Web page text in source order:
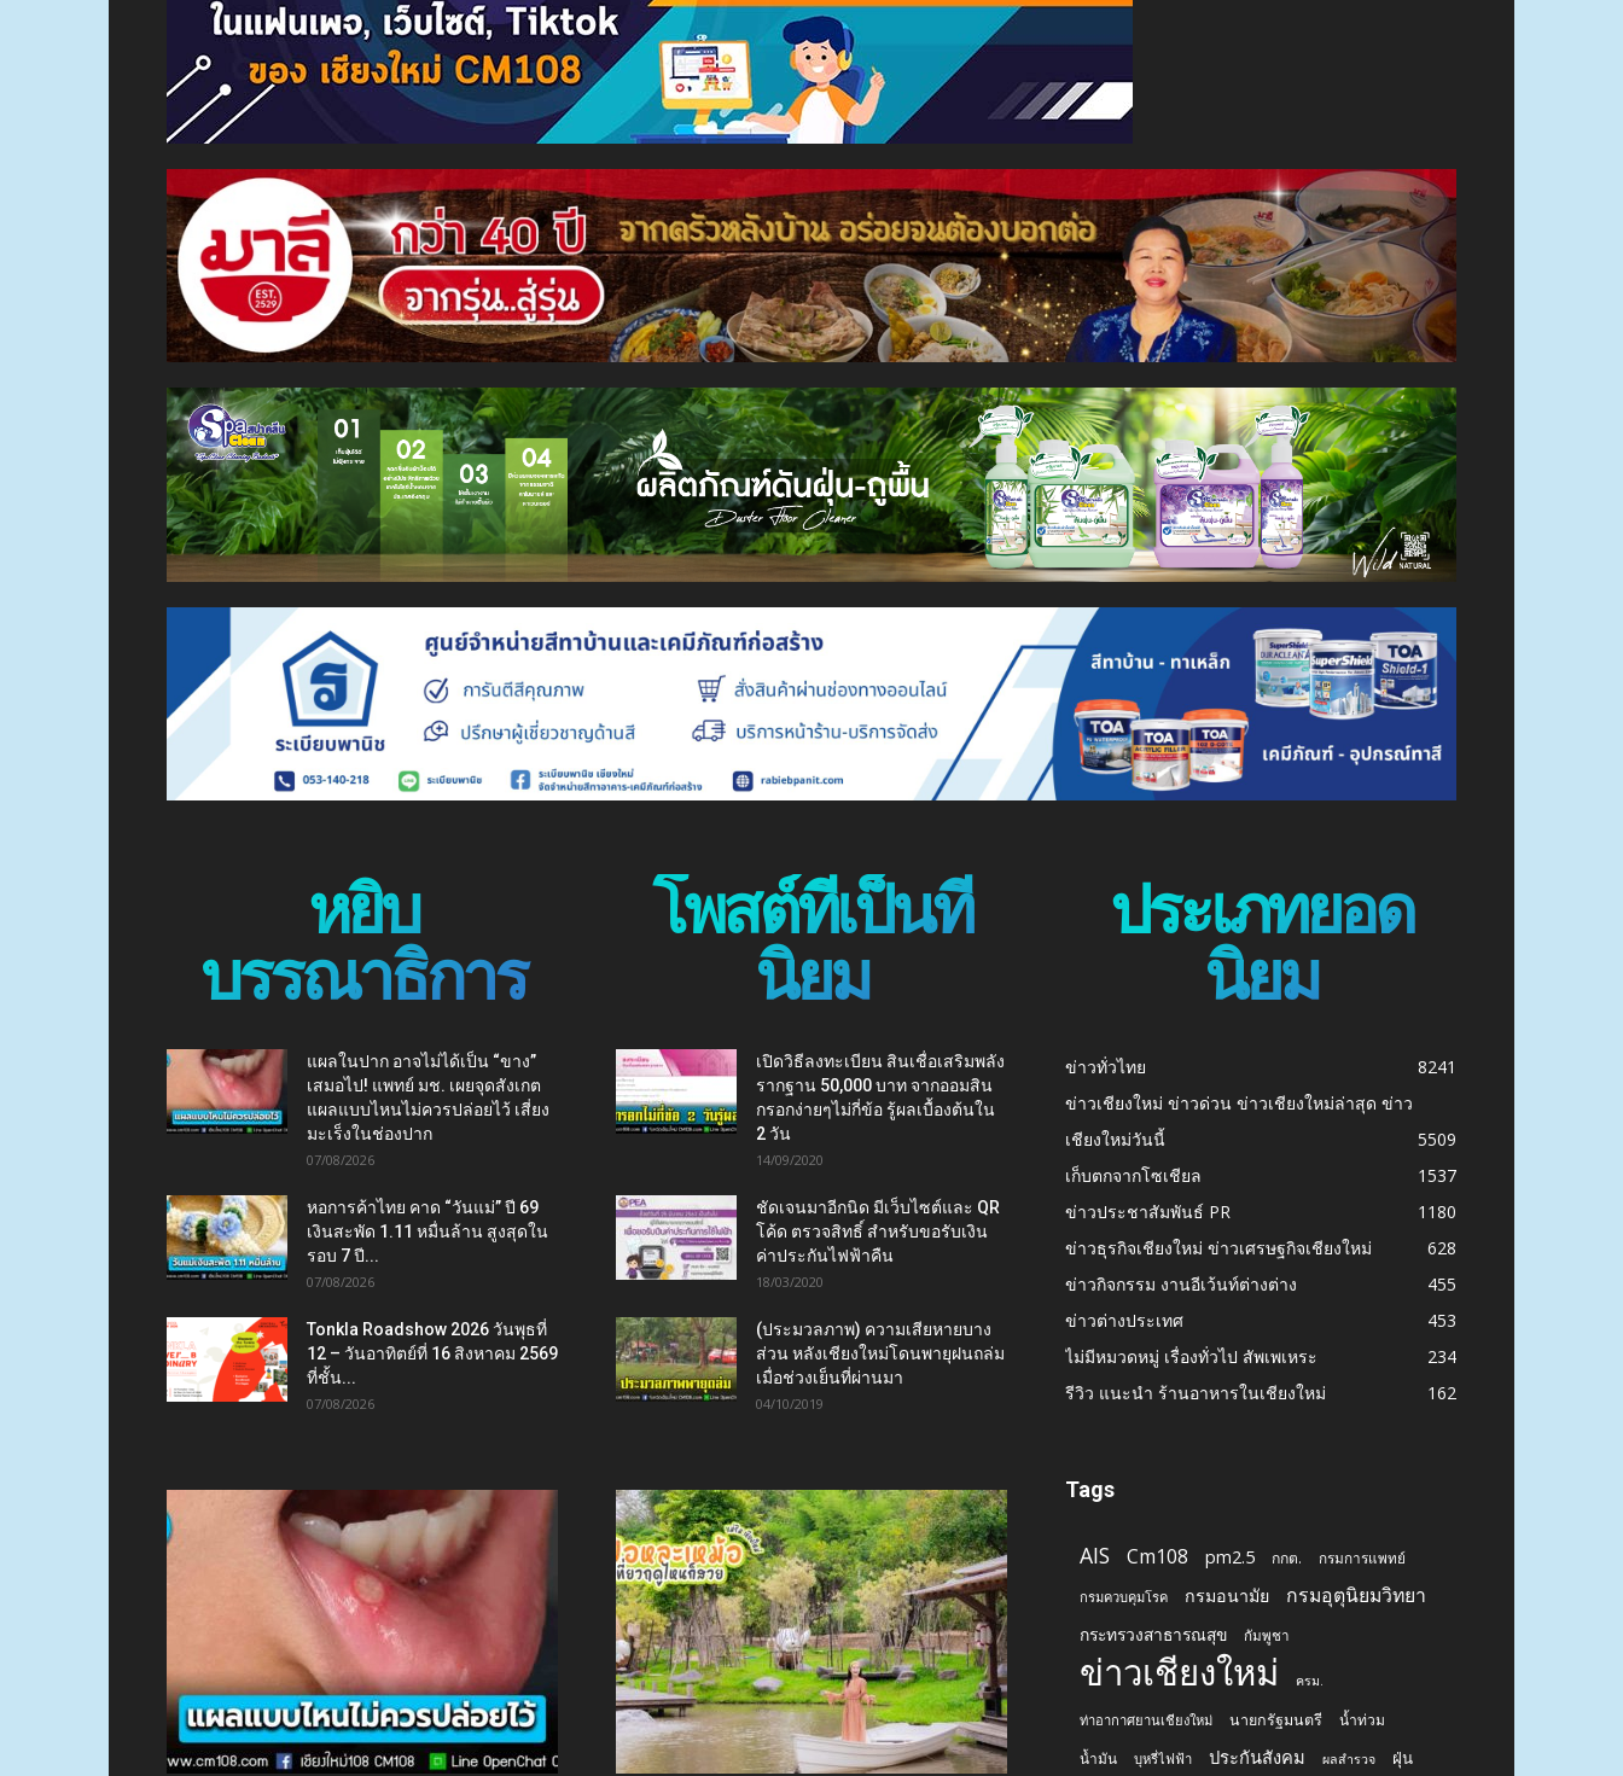
หยิบ
บรรณาธิการ
แผลในปาก อาจไม่ได้เป็น “ขาง”
เสมอไป! แพทย์ มช. เผยจุดสังเกต
แผลแบบไหนไม่ควรปล่อยไว้ เสี่ยง
มะเร็งในช่องปาก
07/08/2026
หอการค้าไทย คาด “วันแม่” ปี 69
เงินสะพัด 1.11 หมื่นล้าน สูงสุดใน
รอบ 7 ปี...
07/08/2026
Tonkla Roadshow 2026 วันพุธที่
12 – วันอาทิตย์ที่ 16 สิงหาคม 2569
ที่ชั้น...
07/08/2026
โพสต์ที่เป็นที่
นิยม
เปิดวิธีลงทะเบียน สินเชื่อเสริมพลัง
รากฐาน 50,000 บาท จากออมสิน
กรอกง่ายๆไม่กี่ข้อ รู้ผลเบื้องต้นใน
2 วัน
14/09/2020
ชัดเจนมาอีกนิด มีเว็บไซต์และ QR
โค้ด ตรวจสิทธิ์ สำหรับขอรับเงิน
ค่าประกันไฟฟ้าคืน
18/03/2020
(ประมวลภาพ) ความเสียหายบาง
ส่วน หลังเชียงใหม่โดนพายุฝนถล่ม
เมื่อช่วงเย็นที่ผ่านมา
04/10/2019
ประเภทยอด
นิยม
ข่าวทั่วไทย
8241
ข่าวเชียงใหม่ ข่าวด่วน ข่าวเชียงใหม่ล่าสุด ข่าว
เชียงใหม่วันนี้
5509
เก็บตกจากโซเชียล
1537
ข่าวประชาสัมพันธ์ PR
1180
ข่าวธุรกิจเชียงใหม่ ข่าวเศรษฐกิจเชียงใหม่
628
ข่าวกิจกรรม งานอีเว้นท์ต่างต่าง
455
ข่าวต่างประเทศ
453
ไม่มีหมวดหมู่ เรื่องทั่วไป สัพเพเหระ
234
รีวิว แนะนำ ร้านอาหารในเชียงใหม่
162
Tags
AIS Cm108 pm2.5 กกต. กรมการแพทย์
กรมควบคุมโรค กรมอนามัย กรมอุตุนิยมวิทยา
กระทรวงสาธารณสุข กัมพูชา
ข่าวเชียงใหม่ ครม.
ท่าอากาศยานเชียงใหม่ นายกรัฐมนตรี น้ำท่วม
น้ำมัน บุหรี่ไฟฟ้า ประกันสังคม ผลสำรวจ ฝุ่น